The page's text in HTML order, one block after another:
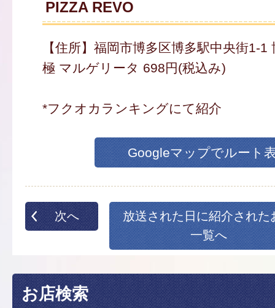
PIZZA REVO
【住所】福岡市博多区博多駅中央街1-1
極 マルゲリータ 698円(税込み)
*フクオカランキングにて紹介
Googleマップでルート
次へ
放送された日に紹介された
一覧へ
お店検索